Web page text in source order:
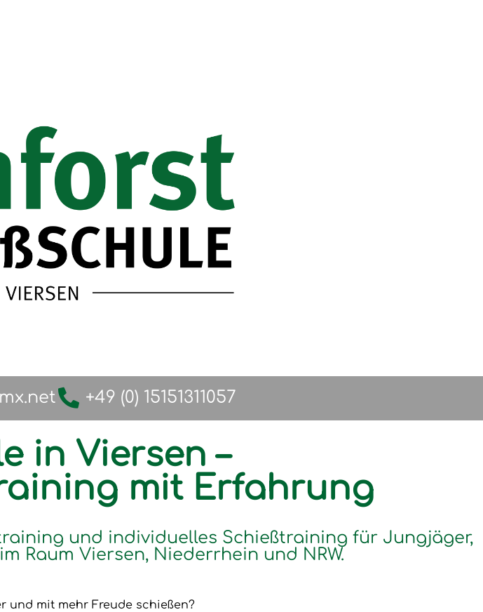
+49 (0) 15151311057
in Viersen –
mit Erfahrung
und individuelles Schießtraining für Jungjäger,
Raum Viersen, Niederrhein und NRW.
und mit mehr Freude schießen?